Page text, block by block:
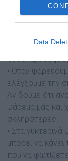
Data
Τι να
• Όταν
ελέγξουμε την
Αν δούμε ότι
ψάρεμά μας και
σκληρότερες.
• Στα
μπορεί να κάνει
που να